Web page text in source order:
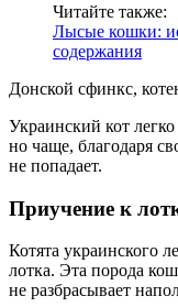
Читайте также:
Лысые кошки:
содержания
Донской сфинкс,
Украинский кот
но чаще, благодаря
не попадает.
Приучение к
Котята украинского
лотка. Эта порода
не разбрасывает